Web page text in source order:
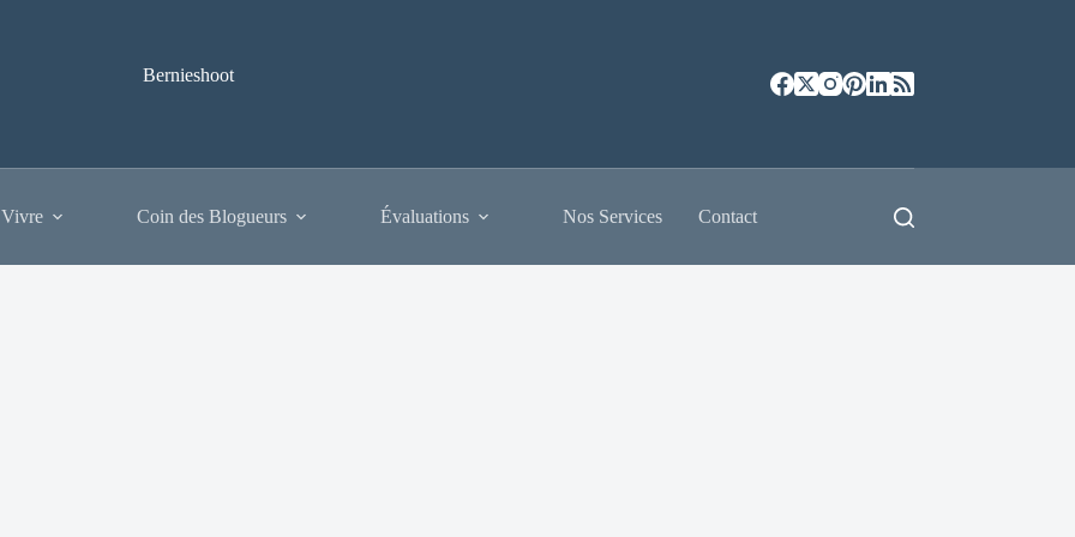
Bernieshoot
Coin des Blogueurs Évaluations Nos Services Contact